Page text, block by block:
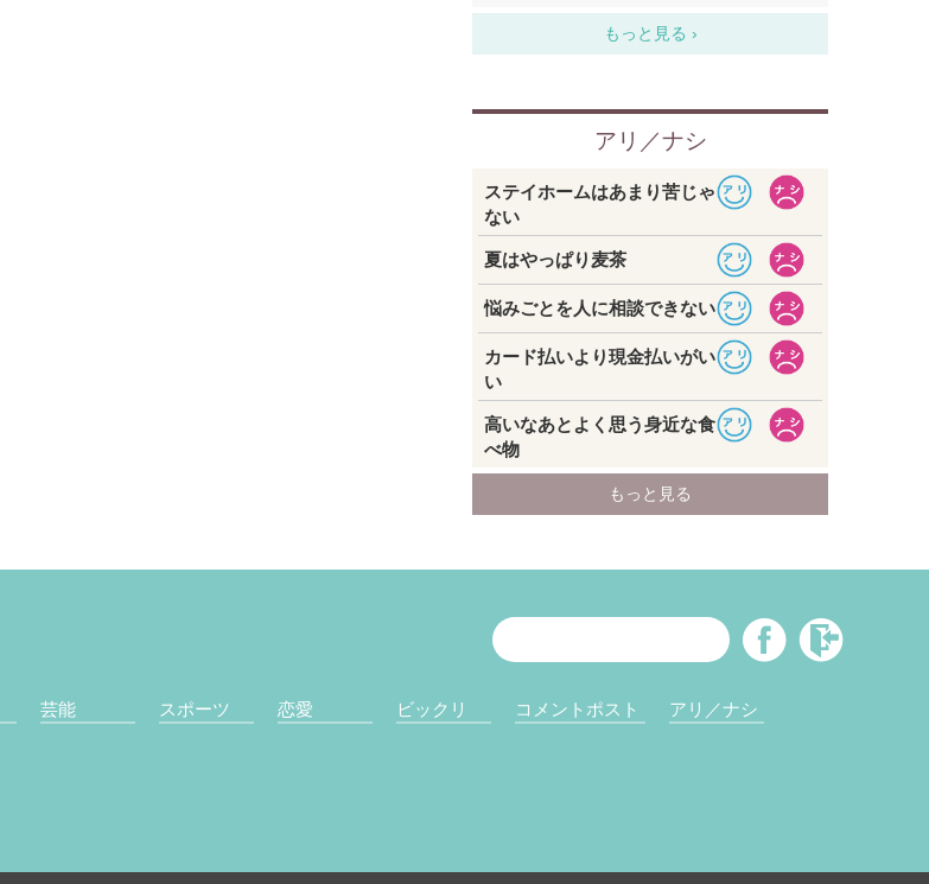
芸能 スポーツ 恋愛 ビックリ コメントポスト アリ／ナシ